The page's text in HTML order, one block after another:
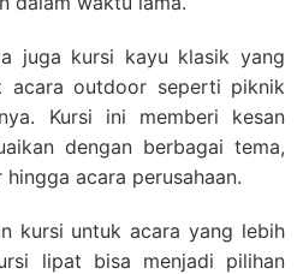
juga kursi kayu klasik yang
acara outdoor seperti piknik
Kursi ini memberi kesan
dengan berbagai tema,
acara perusahaan.
kursi untuk acara yang lebih
lipat bisa menjadi pilihan